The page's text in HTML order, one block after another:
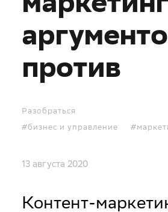
против
Разобраться
#бизнес и управление
13 августа 2020
Контент-